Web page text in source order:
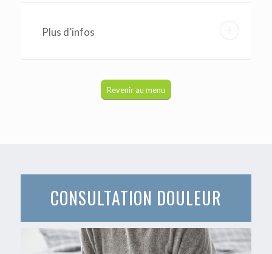
Plus d’infos
Revenir au menu
CONSULTATION DOULEUR